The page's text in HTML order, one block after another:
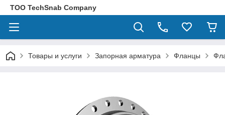
ТОО TechSnab Company
Товары и услуги Запорная арматура Фланцы